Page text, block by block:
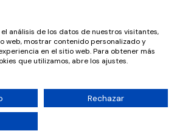
Diseñado por
análisis de los datos de nuestros visitantes,
web, mostrar contenido personalizado y
en el sitio web. Para obtener más
que utilizamos, abre los ajustes.
Rechazar